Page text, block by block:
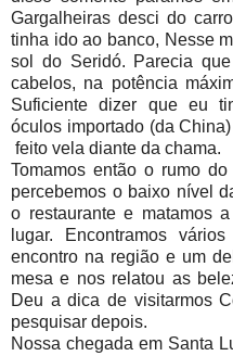
Gargalheiras desci do
tinha ido ao banco, Nesse
sol do Seridó. Parecia
cabelos, na potência
Suficiente dizer que eu
óculos importado (da
feito vela diante da chama.
Tomamos então o rumo
percebemos o baixo nível
o restaurante e matamos
lugar. Encontramos
encontro na região e um
mesa e nos relatou as
Deu a dica de visitarmos
pesquisar depois.
Nossa chegada em Santa